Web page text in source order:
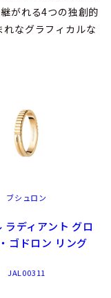
がれる4つの独創的
なグラフィカルな
ブシュロン
ラディアント グロ
ゴドロン リング
JAL00311